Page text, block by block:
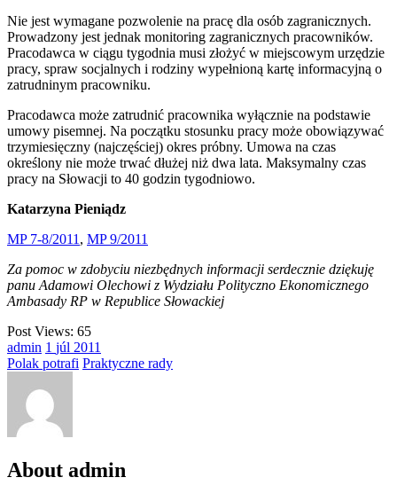
Nie jest wymagane pozwolenie na pracę dla osób zagranicznych.
Prowadzony jest jednak monitoring zagranicznych pracowników.
Pracodawca w ciągu tygodnia musi złożyć w miejscowym urzędzie
pracy, spraw socjalnych i rodziny wypełnioną kartę informacyjną o
zatrudninym pracowniku.
Pracodawca może zatrudnić pracownika wyłącznie na podstawie
umowy pisemnej. Na początku stosunku pracy może obowiązywać
trzymiesięczny (najczęściej) okres próbny. Umowa na czas
określony nie może trwać dłużej niż dwa lata. Maksymalny czas
pracy na Słowacji to 40 godzin tygodniowo.
Katarzyna Pieniądz
MP 7-8/2011, MP 9/2011
Za pomoc w zdobyciu niezbędnych informacji serdecznie dziękuję
panu Adamowi Olechowi z Wydziału Polityczno Ekonomicznego
Ambasady RP w Republice Słowackiej
Post Views: 65
admin 1 júl 2011
Polak potrafi Praktyczne rady
About admin